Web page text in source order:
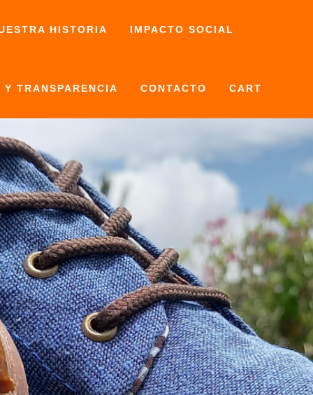
HISTORIA IMPACTO SOCIAL
Y TRANSPARENCIA CONTACTO CART